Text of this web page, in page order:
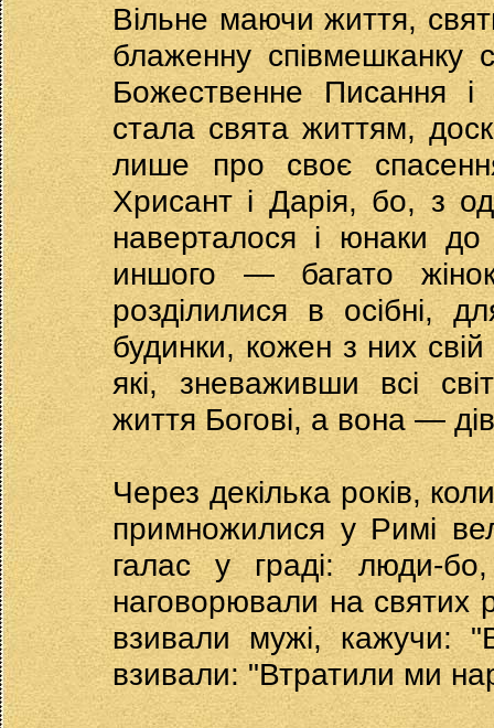
Вільне маючи життя,
блаженну
Божественне Писання і
стала свята життям,
лише про своє
Хрисант і Дарія, бо, з
наверталося і юнаки до
иншого — багато
розділилися в осібні,
будинки, кожен з них
які, зневаживши всі
життя Богові, а вона —
Через декілька років,
примножилися у Римі
галас у граді: люди-
наговорювали на святих
взивали мужі, кажучи:
взивали: "Втратили ми